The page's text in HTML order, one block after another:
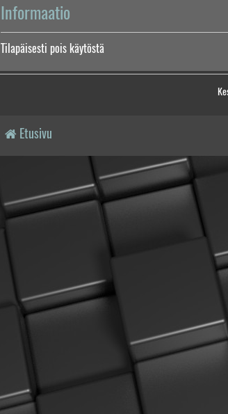
Informaatio
Tilapäisesti pois käytöstä
Etusivu